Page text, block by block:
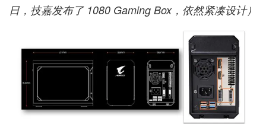
日，技嘉发布了 1080 Gaming Box，依然紧凑设计）